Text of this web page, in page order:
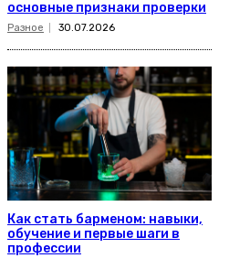
основные признаки проверки
Разное 30.07.2026
Как стать барменом: навыки,
обучение и первые шаги в
профессии